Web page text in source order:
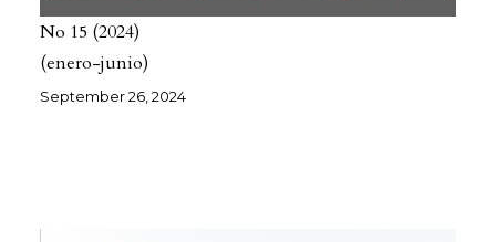
No 15 2024
(enero-junio)
September 26, 2024